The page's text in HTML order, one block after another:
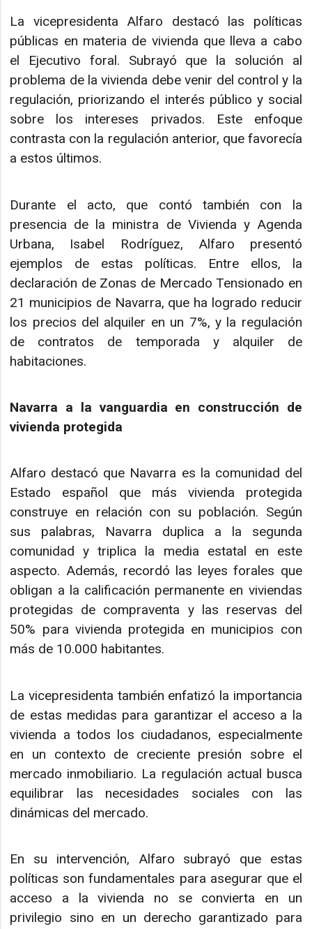
La vicepresidenta Alfaro destacó las políticas
públicas en materia de vivienda que lleva a cabo
el Ejecutivo foral. Subrayó que la solución al
problema de la vivienda debe venir del control y la
regulación, priorizando el interés público y social
sobre los intereses privados. Este enfoque
contrasta con la regulación anterior, que favorecía
a estos últimos.
Durante el acto, que contó también con la
presencia de la ministra de Vivienda y Agenda
Urbana, Isabel Rodríguez, Alfaro presentó
ejemplos de estas políticas. Entre ellos, la
declaración de Zonas de Mercado Tensionado en
21 municipios de Navarra, que ha logrado reducir
los precios del alquiler en un 7%, y la regulación
de contratos de temporada y alquiler de
habitaciones.
Navarra a la vanguardia en construcción de
vivienda protegida
Alfaro destacó que Navarra es la comunidad del
Estado español que más vivienda protegida
construye en relación con su población. Según
sus palabras, Navarra duplica a la segunda
comunidad y triplica la media estatal en este
aspecto. Además, recordó las leyes forales que
obligan a la calificación permanente en viviendas
protegidas de compraventa y las reservas del
50% para vivienda protegida en municipios con
más de 10.000 habitantes.
La vicepresidenta también enfatizó la importancia
de estas medidas para garantizar el acceso a la
vivienda a todos los ciudadanos, especialmente
en un contexto de creciente presión sobre el
mercado inmobiliario. La regulación actual busca
equilibrar las necesidades sociales con las
dinámicas del mercado.
En su intervención, Alfaro subrayó que estas
políticas son fundamentales para asegurar que el
acceso a la vivienda no se convierta en un
privilegio sino en un derecho garantizado para